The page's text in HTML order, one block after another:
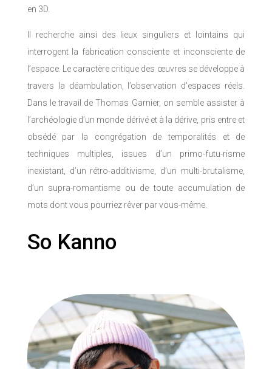
en 3D.
Il recherche ainsi des lieux singuliers et lointains qui
interrogent la fabrication consciente et inconsciente de
l’espace. Le caractère critique des œuvres se développe à
travers la déambulation, l’observation d’espaces réels.
Dans le travail de Thomas Garnier, on semble assister à
l’archéologie d’un monde dérivé et à la dérive, pris entre et
obsédé par la congrégation de temporalités et de
techniques multiples, issues d’un primo-futu-risme
inexistant, d’un rétro-additivisme, d’un multi-brutalisme,
d’un supra-romantisme ou de toute accumulation de
mots dont vous pourriez rêver par vous-même.
So Kanno